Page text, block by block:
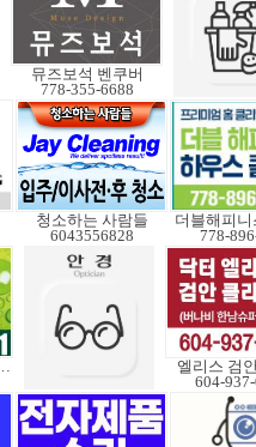
뮤즈보석 벤쿠버
778-355-6688
청소하는 사람들
6043556828
더블해피
778-
펫,모든청소
엘리스 검
604-